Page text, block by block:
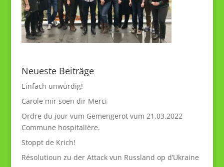
Neueste Beiträge
Einfach unwürdig!
Carole mir soen dir Merci
Ordre du jour vum Gemengerot vum 21.03.2022
Commune hospitalière.
Stoppt de Krich!
Résolutioun zu der Attack vun Russland op d’Ukraine